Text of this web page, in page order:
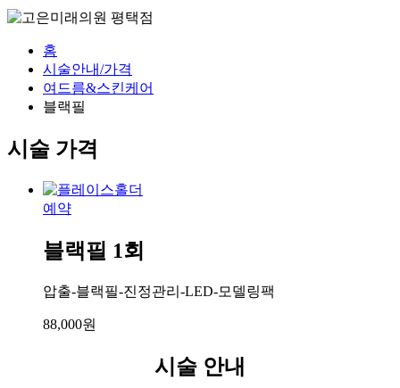
홈
시술안내/가격
여드름&스킨케어
블랙필
시술 가격
예약
블랙필 1회
압출-블랙필-진정관리-LED-모델링팩
88,000원
시술 안내